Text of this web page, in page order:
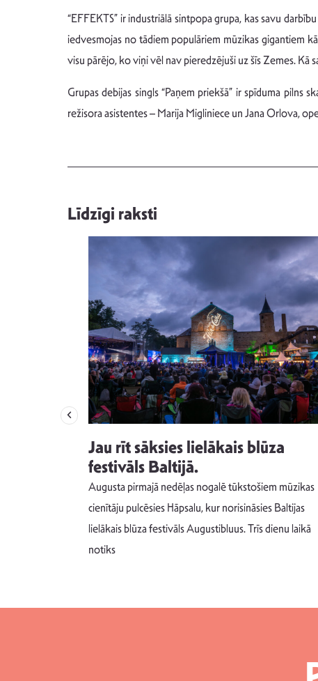
“EFFEKTS” ir industriālā sintpopa grupa, kas savu
iedvesmojas no tādiem populāriem mūzikas gigantiem
visu pārējo, ko viņi vēl nav pieredzējuši uz šīs Zemes. Kā
Grupas debijas singls “Paņem priekšā” ir spīduma
režisora asistentes – Marija Migliniece un Jana Orlova,
Līdzīgi raksti
Jau rīt sāksies lielākais blūza
festivāls Baltijā.
Augusta pirmajā nedēļas nogalē tūkstošiem mūzikas
cienītāju pulcēsies Hāpsalu, kur norisināsies Baltijas
lielākais blūza festivāls Augustibluus. Trīs dienu laikā
notiks